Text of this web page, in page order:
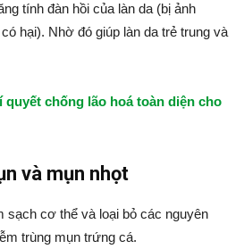
tính đàn hồi của làn da (bị ảnh
hại). Nhờ đó giúp làn da trẻ trung và
quyết chống lão hoá toàn diện cho
và mụn nhọt
sạch cơ thể và loại bỏ các nguyên
trùng mụn trứng cá.